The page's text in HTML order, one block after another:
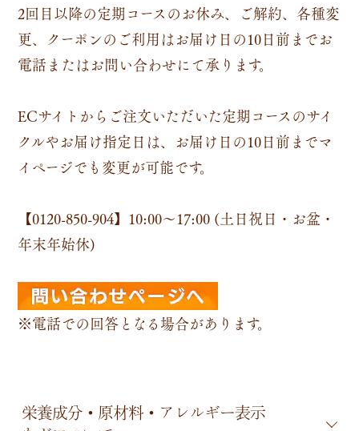
2回目以降の定期コースのお休み、ご解約、各種変
更、クーポンのご利用はお届け日の10日前までお
電話またはお問い合わせにて承ります。
ECサイトからご注文いただいた定期コースのサイ
クルやお届け指定日は、お届け日の10日前までマ
イページでも変更が可能です。
【0120-850-904】 10:00～17:00 (土日祝日・お盆・
年末年始休)
※電話での回答となる場合があります。
栄養成分・原材料・アレルギー表示